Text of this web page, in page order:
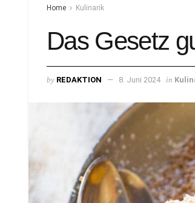
Home Kulinarik
Das Gesetz
by REDAKTION 8. Juni 2024 in